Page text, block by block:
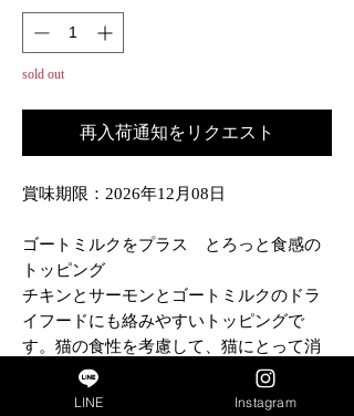
sold out
再入荷通知をリクエスト
賞味期限：2026年12月08日
ゴートミルクをプラス とろっと食感の
トッピング
チキンとサーモンとゴートミルクのドラ
イフードにも絡みやすいトッピングで
す。猫の食性を考慮して、猫にとって消
化が苦手なグレイン（穀物）やグルテン
は含まれていません。
LINE Instagram